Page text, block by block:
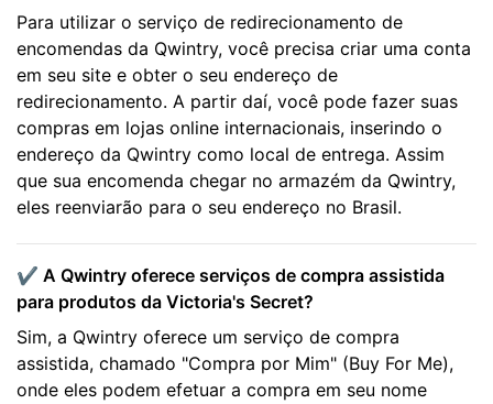
Para utilizar o serviço de redirecionamento de
encomendas da Qwintry, você precisa criar uma conta
em seu site e obter o seu endereço de
redirecionamento. A partir daí, você pode fazer suas
compras em lojas online internacionais, inserindo o
endereço da Qwintry como local de entrega. Assim
que sua encomenda chegar no armazém da Qwintry,
eles reenviarão para o seu endereço no Brasil.
✔️ A Qwintry oferece serviços de compra assistida
para produtos da Victoria's Secret?
Sim, a Qwintry oferece um serviço de compra
assistida, chamado "Compra por Mim" (Buy For Me),
onde eles podem efetuar a compra em seu nome